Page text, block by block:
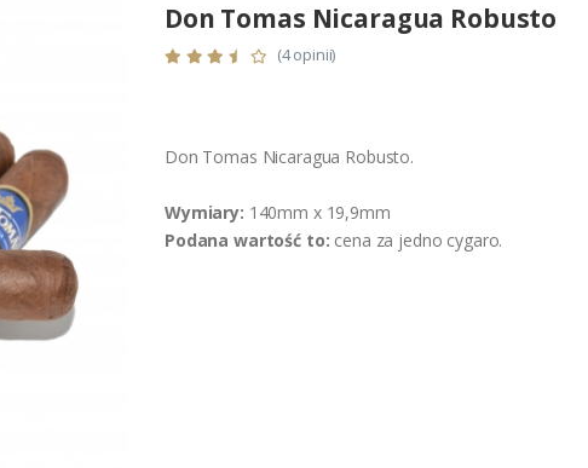
Don Tomas Nicaragua Robusto
(4 opinii)
Don Tomas Nicaragua Robusto.
Wymiary: 140mm x 19,9mm
Podana wartość to: cena za jedno cygaro.